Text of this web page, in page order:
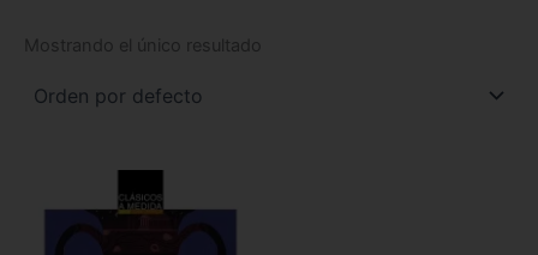
Mostrando el único resultado